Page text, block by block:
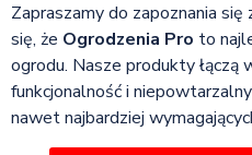
Zapraszamy do zapoznania
się, że Ogrodzenia Pro to
ogrodu. Nasze produkty łączą
funkcjonalność i
nawet najbardziej